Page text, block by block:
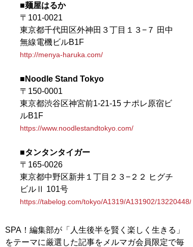
■麺屋はるか
〒101-0021
東京都千代田区外神田３丁目１３−７ 田中
無線電機ビルB1F
http://menya-haruka.com/
■Noodle Stand Tokyo
〒150-0001
東京都渋谷区神宮前1-21-15 ナポレ原宿ビ
ルB1F
https://www.noodlestandtokyo.com/
■タンタンタイガー
〒165-0026
東京都中野区新井１丁目２３−２２ ヒグチ
ビルⅡ 101号
https://tabelog.com/tokyo/A1319/A131902/13220448/
SPA！編集部が「人生後半を賢く楽しく生きる」
をテーマに厳選した記事をメルマガ会員限定で毎